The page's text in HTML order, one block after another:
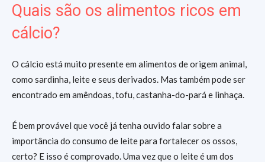
Quais são os alimentos ricos em
cálcio?
O cálcio está muito presente em alimentos de origem animal,
como sardinha, leite e seus derivados. Mas também pode ser
encontrado em amêndoas, tofu, castanha-do-pará e linhaça.
É bem provável que você já tenha ouvido falar sobre a
importância do consumo de leite para fortalecer os ossos,
certo? E isso é comprovado. Uma vez que o leite é um dos